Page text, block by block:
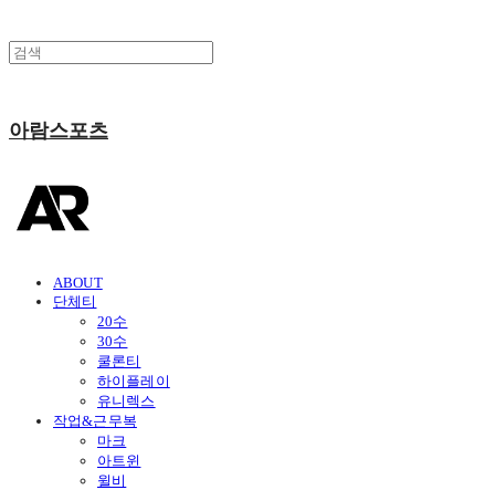
아람스포츠
ABOUT
단체티
20수
30수
쿨론티
하이플레이
유니렉스
작업&근무복
마크
아트윈
윌비